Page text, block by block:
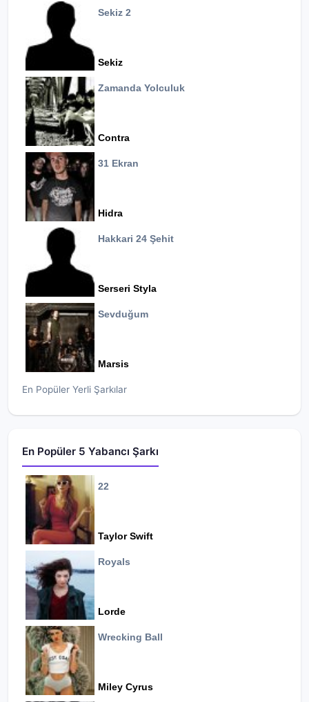
Sekiz 2
Sekiz
Zamanda Yolculuk
Contra
31 Ekran
Hidra
Hakkari 24 Şehit
Serseri Styla
Sevduğum
Marsis
En Popüler Yerli Şarkılar
En Popüler 5 Yabancı Şarkı
22
Taylor Swift
Royals
Lorde
Wrecking Ball
Miley Cyrus